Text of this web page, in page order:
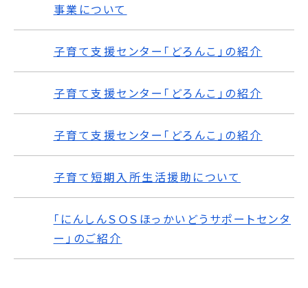
事業について
子育て支援センター「どろんこ」の紹介
子育て支援センター「どろんこ」の紹介
子育て支援センター「どろんこ」の紹介
子育て短期入所生活援助について
「にんしんＳＯＳほっかいどうサポートセンタ
ー」のご紹介